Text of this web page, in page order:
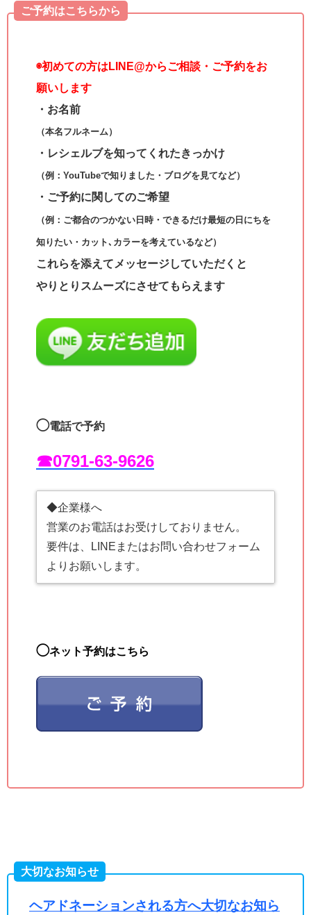
ご予約はこちらから
◉初めての方はLINE@からご相談・ご予約をお
願いします
・お名前
（本名フルネーム）
・レシェルブを知ってくれたきっかけ
（例：YouTubeで知りました・ブログを見てなど）
・ご予約に関してのご希望
（例：ご都合のつかない日時・できるだけ最短の日にちを
知りたい・カット､カラーを考えているなど）
これらを添えてメッセージしていただくと
やりとりスムーズにさせてもらえます
◯電話で予約
☎︎0791-63-9626
◆企業様へ
営業のお電話はお受けしておりません。
要件は、LINEまたはお問い合わせフォーム
よりお願いします。
◯ネット予約はこちら
大切なお知らせ
ヘアドネーションされる方へ大切なお知ら